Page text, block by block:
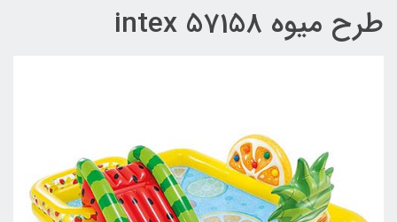
طرح میوه intex 57158